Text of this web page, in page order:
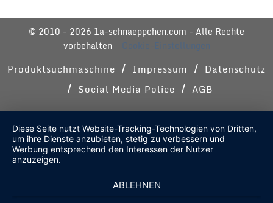
© 2010 - 2026 1a-schnaeppchen.com - Alle Rechte
vorbehalten
Cookie-Einstellungen
Produktsuchmaschine / Impressum / Datenschutz
/ Social Media Police / AGB
Diese Seite nutzt Website-Tracking-Technologien von Dritten,
um ihre Dienste anzubieten, stetig zu verbessern und
Werbung entsprechend den Interessen der Nutzer
anzuzeigen.
ABLEHNEN